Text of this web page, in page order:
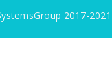
2017-